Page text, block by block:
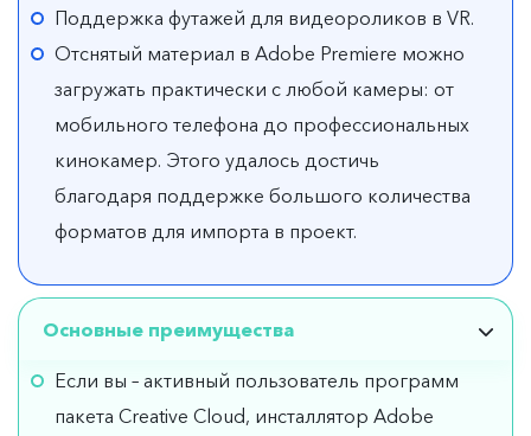
Поддержка футажей для видеороликов в VR.
Отснятый материал в Adobe Premiere можно
загружать практически с любой камеры: от
мобильного телефона до профессиональных
кинокамер. Этого удалось достичь
благодаря поддержке большого количества
форматов для импорта в проект.
Основные преимущества
Если вы – активный пользователь программ
пакета Creative Cloud, инсталлятор Adobe